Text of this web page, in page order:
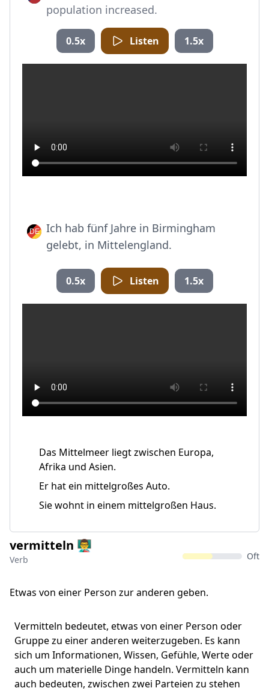
population increased.
0.5x Listen 1.5x
Ich hab fünf Jahre in Birmingham
gelebt, in Mittelengland.
0.5x Listen 1.5x
Das Mittelmeer liegt zwischen Europa,
Afrika und Asien.
Er hat ein mittelgroßes Auto.
Sie wohnt in einem mittelgroßen Haus.
vermitteln 👨‍🏫
Verb Oft
Etwas von einer Person zur anderen geben.
Vermitteln bedeutet, etwas von einer Person oder
Gruppe zu einer anderen weiterzugeben. Es kann
sich um Informationen, Wissen, Gefühle, Werte oder
auch um materielle Dinge handeln. Vermitteln kann
auch bedeuten, zwischen zwei Parteien zu stehen